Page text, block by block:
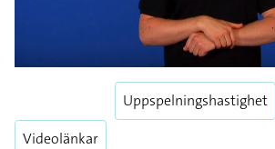
Videolänkar
Uppspelningshastighet